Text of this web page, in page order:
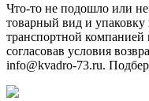
Что-то не подошло или
товарный вид и упаковку
транспортной компанией
согласовав условия
info@kvadro-73.ru.